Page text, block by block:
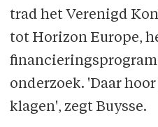
trad het Verenigd
tot Horizon Europe,
onderzoek. 'Daar
klagen', zegt Buysse.